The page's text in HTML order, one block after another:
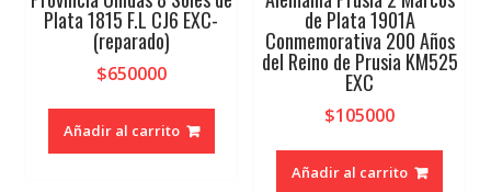
Plata 1815 F.L CJ6 EXC-
(reparado)
$650000
Añadir al carrito
de Plata 1901A
Conmemorativa 200 Años
del Reino de Prusia KM525
EXC
$105000
Añadir al carrito